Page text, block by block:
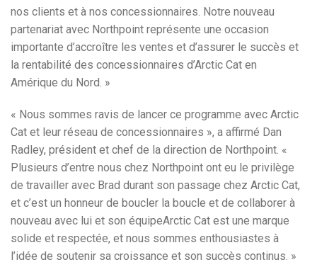
nos clients et à nos concessionnaires. Notre nouveau
partenariat avec Northpoint représente une occasion
importante d’accroître les ventes et d’assurer le succès et
la rentabilité des concessionnaires d’Arctic Cat en
Amérique du Nord. »
« Nous sommes ravis de lancer ce programme avec Arctic
Cat et leur réseau de concessionnaires », a affirmé Dan
Radley, président et chef de la direction de Northpoint. «
Plusieurs d’entre nous chez Northpoint ont eu le privilège
de travailler avec Brad durant son passage chez Arctic Cat,
et c’est un honneur de boucler la boucle et de collaborer à
nouveau avec lui et son équipeArctic Cat est une marque
solide et respectée, et nous sommes enthousiastes à
l’idée de soutenir sa croissance et son succès continus. »